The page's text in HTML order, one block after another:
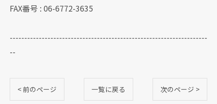
FAX番号 : 06-6772-3635
--------------------------------------------------------------------
--
< 前のページ 一覧に戻る 次のページ >